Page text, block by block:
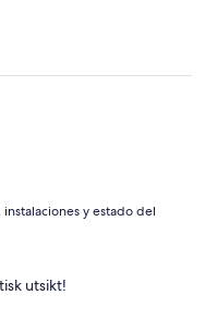
y estado del
utsikt!